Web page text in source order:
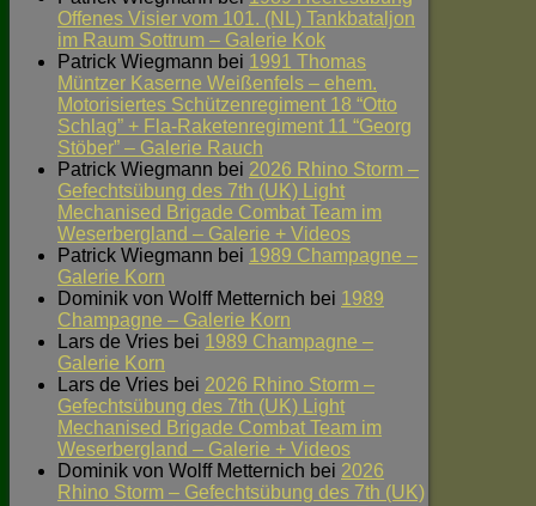
Offenes Visier vom 101. (NL) Tankbataljon
im Raum Sottrum – Galerie Kok
Patrick Wiegmann bei 1991 Thomas
Müntzer Kaserne Weißenfels – ehem.
Motorisiertes Schützenregiment 18 “Otto
Schlag” + Fla-Raketenregiment 11 “Georg
Stöber” – Galerie Rauch
Patrick Wiegmann bei 2026 Rhino Storm –
Gefechtsübung des 7th (UK) Light
Mechanised Brigade Combat Team im
Weserbergland – Galerie + Videos
Patrick Wiegmann bei 1989 Champagne –
Galerie Korn
Dominik von Wolff Metternich bei 1989
Champagne – Galerie Korn
Lars de Vries bei 1989 Champagne –
Galerie Korn
Lars de Vries bei 2026 Rhino Storm –
Gefechtsübung des 7th (UK) Light
Mechanised Brigade Combat Team im
Weserbergland – Galerie + Videos
Dominik von Wolff Metternich bei 2026
Rhino Storm – Gefechtsübung des 7th (UK)